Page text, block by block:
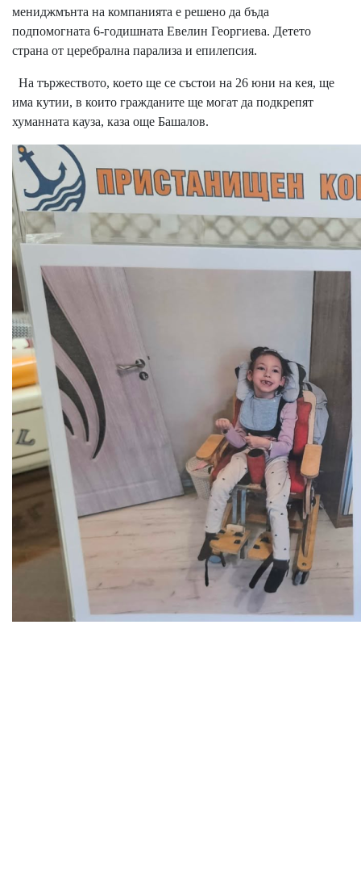
мениджмънта на компанията е решено да бъда
подпомогната 6-годишната Евелин Георгиева. Детето
страна от церебрална парализа и епилепсия.
На тържеството, което ще се състои на 26 юни на кея, ще
има кутии, в които гражданите ще могат да подкрепят
хуманната кауза, каза още Башалов.